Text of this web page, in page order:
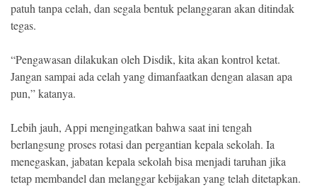
patuh tanpa celah, dan segala bentuk pelanggaran akan ditindak
tegas.
“Pengawasan dilakukan oleh Disdik, kita akan kontrol ketat.
Jangan sampai ada celah yang dimanfaatkan dengan alasan apa
pun,” katanya.
Lebih jauh, Appi mengingatkan bahwa saat ini tengah
berlangsung proses rotasi dan pergantian kepala sekolah. Ia
menegaskan, jabatan kepala sekolah bisa menjadi taruhan jika
tetap membandel dan melanggar kebijakan yang telah ditetapkan.